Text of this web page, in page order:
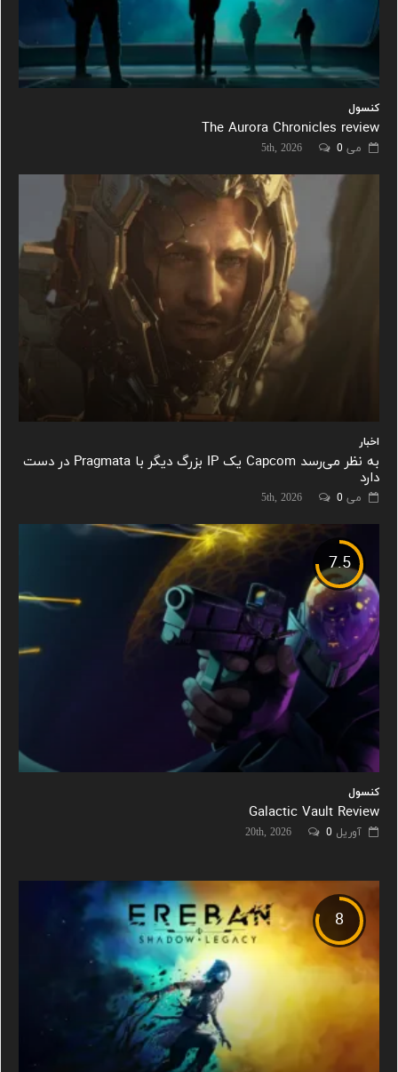
کنسول
The Aurora Chronicles review
می 5th, 2026 0
اخبار
به نظر می‌رسد Capcom یک IP بزرگ دیگر با Pragmata در دست
دارد
می 5th, 2026 0
7.5
کنسول
Galactic Vault Review
آوریل 20th, 2026 0
8